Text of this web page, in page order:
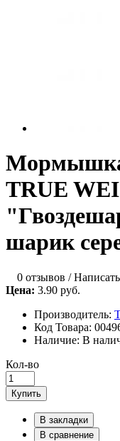
TRUE
шарик
0 отзывов /
Цена: 3.90 руб.
Производитель:
Код Товара:
Наличие: В
Кол-во
Купить
В закладки
В сравнение